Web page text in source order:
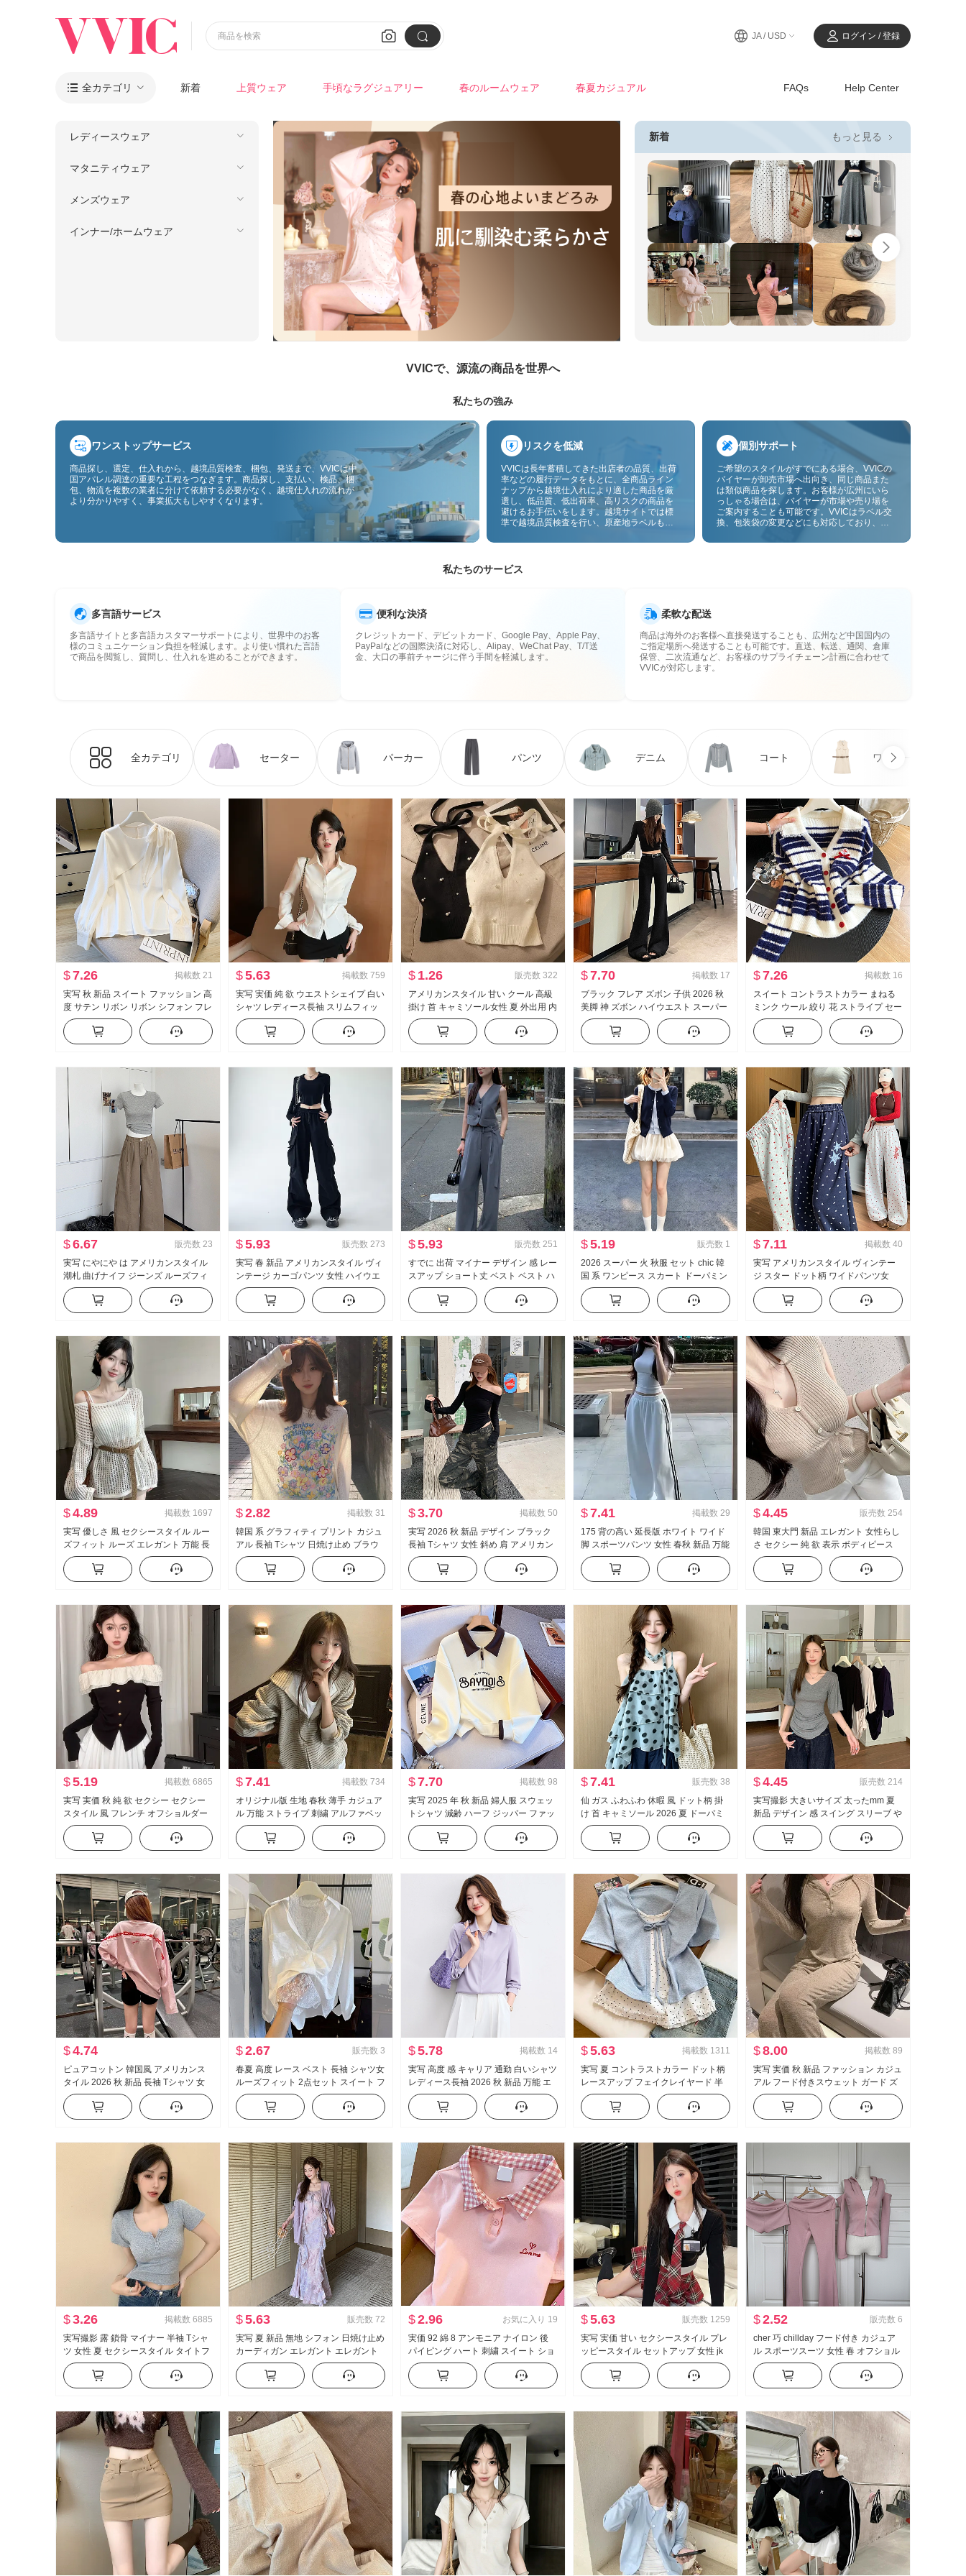
 
商品を検索 JA / USD ログイン / 登録
 全カテゴリ 新着 上質ウェア 手頃なラグジュアリー 春のルームウェア 春夏カジュアル FAQs Help Center
レディースウェア
マタニティウェア
メンズウェア
インナー/ホームウェア
新着 もっと見る 
VVICで、源流の商品を世界へ
私たちの強み
ワンストップサービス
商品探し、選定、仕入れから、越境品質検査、梱包、発送まで、VVICは中
国アパレル調達の重要な工程をつなぎます。商品探し、支払い、検品、梱
包、物流を複数の業者に分けて依頼する必要がなく、越境仕入れの流れが
より分かりやすく、事業拡大もしやすくなります。
リスクを低減
VVICは長年蓄積してきた出店者の品質、出荷
率などの履行データをもとに、全商品ライン
ナップから越境仕入れにより適した商品を厳
選し、低品質、低出荷率、高リスクの商品を
避けるお手伝いをします。越境サイトでは標
準で越境品質検査を行い、原産地ラベルも貼
スのリスクをさらに抑えます。
個別サポート
ご希望のスタイルがすでにある場合、VVICの
バイヤーが卸売市場へ出向き、同じ商品また
は類似商品を探します。お客様が広州にいら
っしゃる場合は、バイヤーが市場や売り場を
ご案内することも可能です。VVICはラベル交
換、包装袋の変更などにも対応しており、今
にも対応予定です。仕入れをお客様のビジネ
私たちのサービス
多言語サービス
多言語サイトと多言語カスタマーサポートにより、世界中のお客
様のコミュニケーション負担を軽減します。より使い慣れた言語
で商品を閲覧し、質問し、仕入れを進めることができます。
便利な決済
クレジットカード、デビットカード、Google Pay、Apple Pay、
PayPalなどの国際決済に対応し、Alipay、WeChat Pay、T/T送
金、大口の事前チャージに伴う手間を軽減します。
柔軟な配送
商品は海外のお客様へ直接発送することも、広州など中国国内の
ご指定場所へ発送することも可能です。直送、転送、通関、倉庫
保管、二次流通など、お客様のサプライチェーン計画に合わせて
VVICが対応します。
全カテゴリ セーター パーカー パンツ デニム コート ワンピース
$7.26 掲載数 21
実写 秋 新品 スイート ファッション 高
度 サテン リボン リボン シフォン フレ
ンチ シャツ レディーストップス
$5.63 掲載数 759
実写 実価 純 欲 ウエストシェイプ 白い
シャツ レディース長袖 スリムフィッ
ト セクシー タイトフィット シャツ ol
制服 キャリア 作業服
$ 1.26 販売数 322
アメリカンスタイル 甘い クール 高級
掛け 首 キャミソール女性 夏 外出用 内
かける インナーシャツ セクシースタ
イル ニット ベアトップ トップス
$7.70 掲載数 17
ブラック フレア ズボン 子供 2026 秋
美脚 神 ズボン ハイウエスト スーパー
モデル ズボン スリムフィット 伸縮性
カジュアル ラッパ スラックス
$7.26 掲載数 16
スイート コントラストカラー まねる
ミンク ウール 絞り 花 ストライプ セー
ター スリム効果 Vネック オープンカ
ラー レース ニット カーディガン
$6.67 販売数 23
実写 にやにや は アメリカンスタイル
潮札 曲げナイフ ジーンズ ルーズフィ
ット ワイド 脚 カジュアル ズボン
$5.93 販売数 273
実写 春 新品 アメリカンスタイル ヴィ
ンテージ カーゴパンツ 女性 ハイウエ
スト ワイドパンツ カジュアル ルーズ
フィット スリム効果 スリム効果 スポ
ーツパンツ
$5.93 販売数 251
すでに 出荷 マイナー デザイン 感 レー
スアップ ショート丈 ベスト ベスト ハ
イウエスト 垂 感 ワイド 脚 カジュアル
パンツ セットアップ
$5.19 販売数 1
2026 スーパー 火 秋服 セット chic 韓
国 系 ワンピース スカート ドーパミン
着る かける スイート プレッピースタ
イル セットアップ 女性
$7.11 掲載数 40
実写 アメリカンスタイル ヴィンテー
ジ スター ドット柄 ワイドパンツ女
2026 秋 新品 ファッション ルーズフィ
ット スリム効果 カジュアルパンツ
$4.89 掲載数 1697
実写 優しさ 風 セクシースタイル ルー
ズフィット ルーズ エレガント 万能 長
袖 レース ニット ブラウス キャミソー
ル
$2.82 掲載数 31
韓国 系 グラフィティ プリント カジュ
アル 長袖 Tシャツ 日焼け止め ブラウ
ス 女性 春夏 ルーズフィット ルーズ 風
が冷たい 感 クルーネック トップス
$3.70 掲載数 50
実写 2026 秋 新品 デザイン ブラック
長袖 Tシャツ 女性 斜め 肩 アメリカン
スタイル セクシースタイル オフショ
ルダー オフショルダー トップス
$7.41 掲載数 29
175 背の高い 延長版 ホワイト ワイド
脚 スポーツパンツ 女性 春秋 新品 万能
ストライプ カジュアル フロアレング
ス ズボン
$4.45 販売数 254
韓国 東大門 新品 エレガント 女性らし
さ セクシー 純 欲 表示 ボディピース
側 系 バックル 半袖 ニット Tシャツ ト
ップス
$5.19 掲載数 6865
実写 実価 秋 純 欲 セクシー セクシー
スタイル 風 フレンチ オフショルダー
長袖 Tシャツ 女性 フリル ウエストシ
ェイプ トップス
$7.41 掲載数 734
オリジナル版 生地 春秋 薄手 カジュア
ル 万能 ストライプ 刺繍 アルファベッ
ト スウェットシャツ コート
$7.70 掲載数 98
実写 2025 年 秋 新品 婦人服 スウェッ
トシャツ 減齢 ハーフ ジッパー ファッ
ション ポロ襟 カジュアル 万能 スリム
効果
$7.41 販売数 38
仙 ガス ふわふわ 休暇 風 ドット柄 掛
け 首 キャミソール 2026 夏 ドーパミ
ン ケーキ ポンポン ベビーシャツ トッ
プス
$4.45 販売数 214
実写撮影 大きいサイズ 太ったmm 夏
新品 デザイン 感 スイング スリーブ や
せている t カジュアル スリム効果 スリ
ムフィット 底打ち トップス
$4.74
ピュアコットン 韓国風 アメリカンス
タイル 2026 秋 新品 長袖 Tシャツ 女
性 ルーズフィット ミドル丈 ピンク ア
ルファベット セクシースタイル トッ
プス
$2.67 販売数 3
春夏 高度 レース ベスト 長袖 シャツ女
ルーズフィット 2点セット スイート フ
レッシュ
$5.78 掲載数 14
実写 高度 感 キャリア 通勤 白いシャツ
レディース長袖 2026 秋 新品 万能 エ
レガント キャリア シャツ
$5.63 掲載数 1311
実写 夏 コントラストカラー ドット柄
レースアップ フェイクレイヤード 半
袖 Tシャツ 女性 夏 新品 スイートスタ
イル マイナー トップス
$8.00 掲載数 89
実写 実価 秋 新品 ファッション カジュ
アル フード付きスウェット ガード ズ
ボン スリム効果 セットアップ スポー
ツスーツ 女性 トレンド
$3.26 掲載数 6885
実写撮影 露 鎖骨 マイナー 半袖 Tシャ
ツ 女性 夏 セクシースタイル タイトフ
ィット 新品 ボタン デザイン 感 ショー
ト丈 トップス
$5.63 販売数 72
実写 夏 新品 無地 シフォン 日焼け止め
カーディガン エレガント エレガント
シフォン フラワープリント ワンピー
ス女 ツーピースセット
$2.96 お気に入り 19
実価 92 綿 8 アンモニア ナイロン 後
パイピング ハート 刺繍 スイート ショ
ート丈 ポロ襟 Tシャツ スリムフィット
小柄 トレンド
$5.63 販売数 1259
実写 実価 甘い セクシースタイル プレ
ッピースタイル セットアップ 女性 jk
制服 フェイクレイヤード 純 欲 トップ
ス ハーフ スカートパンツ ツーピース
セット
$2.52 販売数 6
cher 巧 chillday フード付き カジュア
ル スポーツスーツ 女性 春 オフショル
ダー コート ベルボトム スリーピース